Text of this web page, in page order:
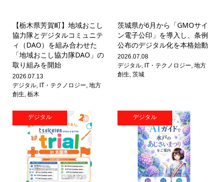
【栃木県芳賀町】地域おこし
協力隊とデジタルコミュニテ
ィ（DAO）を組み合わせた
「地域おこし協力隊DAO」の
取り組みを開始
2026.07.13
デジタル, IT・テクノロジー, 地方
創生, 栃木
茨城県が6月から「GMOサイ
ン電子公印」を導入し、条例
公布のデジタル化を本格始動
2026.07.08
デジタル, IT・テクノロジー,地方
創生,茨城
デジタル デジタル